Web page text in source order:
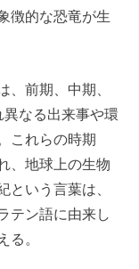
徴的な恐竜が生
、前期、中期、
なる出来事や環
これらの時期
、地球上の生物
という言葉は、
テン語に由来し
る。